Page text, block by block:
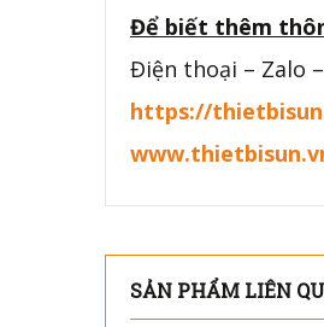
Để biết thêm
Điện thoại – Zalo
https://
SẢN PHẨM LIÊN